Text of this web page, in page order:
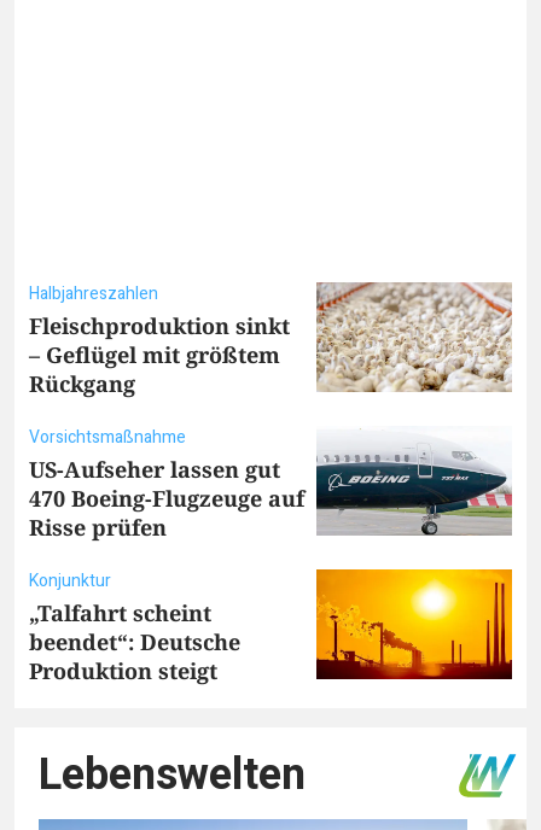
Halbjahreszahlen
Fleischproduktion sinkt
– Geflügel mit größtem
Rückgang
Vorsichtsmaßnahme
US-Aufseher lassen gut
470 Boeing-Flugzeuge auf
Risse prüfen
Konjunktur
„Talfahrt scheint
beendet“: Deutsche
Produktion steigt
Lebenswelten